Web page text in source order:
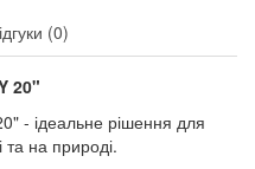
(0)
20"
- ідеальне рішення для
та на природі.